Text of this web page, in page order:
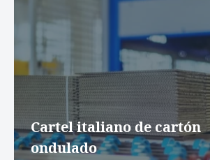
Cartel italiano de cartón
ondulado